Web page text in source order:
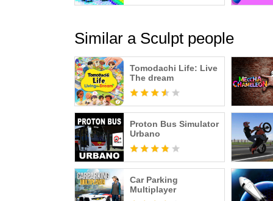
Similar a Sculpt people
Tomodachi Life: Live
The dream
Proton Bus Simulator
Urbano
Car Parking
Multiplayer